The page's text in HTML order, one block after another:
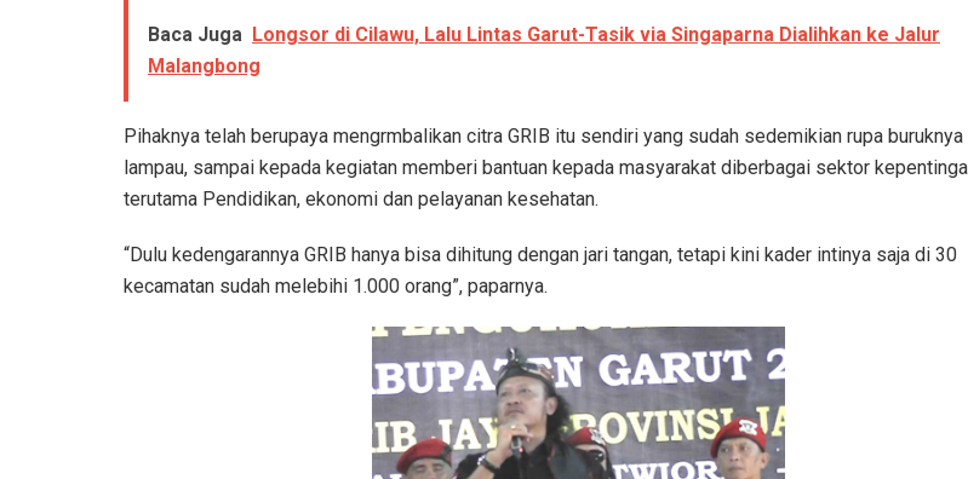
Baca Juga Longsor di Cilawu, Lalu Lintas Garut-Tasik via Singaparna Dialihkan ke Jalur
Malangbong
Pihaknya telah berupaya mengrmbalikan citra GRIB itu sendiri yang sudah sedemikian rupa
lampau, sampai kepada kegiatan memberi bantuan kepada masyarakat diberbagai sektor
terutama Pendidikan, ekonomi dan pelayanan kesehatan.
“Dulu kedengarannya GRIB hanya bisa dihitung dengan jari tangan, tetapi kini kader intinya saja di 30
kecamatan sudah melebihi 1.000 orang”, paparnya.